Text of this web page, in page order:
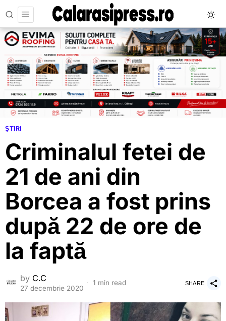
ȘTIRI
Criminalul fetei de
21 de ani din
Borcea a fost prins
după 22 de ore de
la faptă
by C.C
27 decembrie 2020
1 min read SHARE